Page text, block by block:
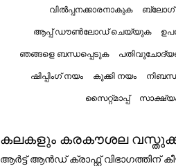
വിൽപ്പനക്കാരനാകുക ബ്ലോഗ്
ആപ്പ് ഡൗൺലോഡ് ചെയ്യുക
ഞങ്ങളെ ബന്ധപ്പെടുക
ഷിപ്പിംഗ് നയം കുക്കി നയം
സൈറ്റ്മാപ്പ്
കലകളും കരകൗശല
ആർട്ട് ആൻഡ് ക്രാഫ്റ്റ് വിഭാഗത്തിന്